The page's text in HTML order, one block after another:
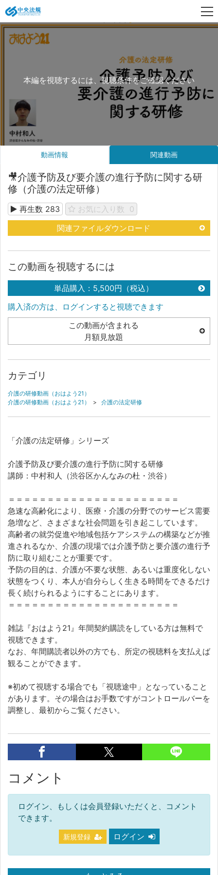
本編を視聴するには、視聴条件をご確認ください
動画情報 関連動画
🎥介護予防及び要介護の進行予防に関する研
修（介護の法定研修）
再生数 283 お気に入り数
0
関連ファイルダウンロード
この動画を視聴するには
単品購入：5,500円（税込）
購入済の方は、ログインすると視聴できます
この動画が含まれる
月額見放題
カテゴリ
介護の研修動画（おはよう21）
介護の研修動画（おはよう21）
> 介護の法定研修
「介護の法定研修」シリーズ
介護予防及び要介護の進行予防に関する研修
講師：中村和人（渋谷区かんなみの杜・渋谷）
＝＝＝＝＝＝＝＝＝＝＝＝＝＝＝＝＝＝＝＝＝＝
急速な高齢化により、医療・介護の分野でのサービス需要
急増など、さまざまな社会問題を引き起こしています。
高齢者の就労促進や地域包括ケアシステムの構築などが推
進されるなか、介護の現場では介護予防と要介護の進行予
防に取り組むことが重要です。
予防の目的は、介護が不要な状態、あるいは重度化しない
状態をつくり、本人が自分らしく生きる時間をできるだけ
長く続けられるようにすることにあります。
＝＝＝＝＝＝＝＝＝＝＝＝＝＝＝＝＝＝＝＝＝＝
雑誌『おはよう21』年間契約購読をしている方は無料で
視聴できます。
なお、年間購読者以外の方でも、所定の視聴料を支払えば
観ることができます。
※初めて視聴する場合でも「視聴途中」となっていること
があります。その場合はお手数ですがコントロールバーを
調整し、最初からご覧ください。
コメント
ログイン、もしくは会員登録いただくと、コメント
できます。
新規登録 ログイン